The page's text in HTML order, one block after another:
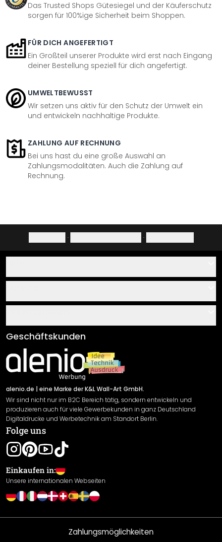
Das Trusted Shops Gütesiegel und der Käuferschutz
sorgen für 100%ige Sicherheit beim Shoppen.
FÜR DICH ANGEFERTIGT
Ein Großteil unserer Produkte wird erst nach Eingang
deiner Bestellung speziell für dich angefertigt.
UMWELTBEWUSST
Wir setzen uns aktiv für den Schutz der Umwelt ein
und entwickeln nachhaltige Produkte.
ZAHLUNG AUF RECHNUNG
Bei uns hast du eine große Auswahl an
Zahlungsmodalitäten. Auch die Zahlung auf
Rechnung.
· ·
Über uns
Klebe- und Montageanleitungen
Newsletter An-/Abmeldung
Sendungsverfolgung
AGB
Impressum
Versand & Zahlung
Rücksendung
Widerrufsrecht
Datenschutzerklärung
Gewährleistung
Leistungserklärung / CE-Zeichen
Cookie Einstellungen
Geschäftskunden
alenio.de | eine Marke der K&L Wall-Art GmbH.
Wir sind nicht nur im B2C Bereich tätig, sondern entwickeln und
produzieren auch für viele Gewerbekunden in ganz Deutschland
Digitaldrucke und Werbetechnik am Standort Berlin.
Folge uns
Einkaufen in:
Unsere internationalen Webseiten
Zahlungsmöglichkeiten